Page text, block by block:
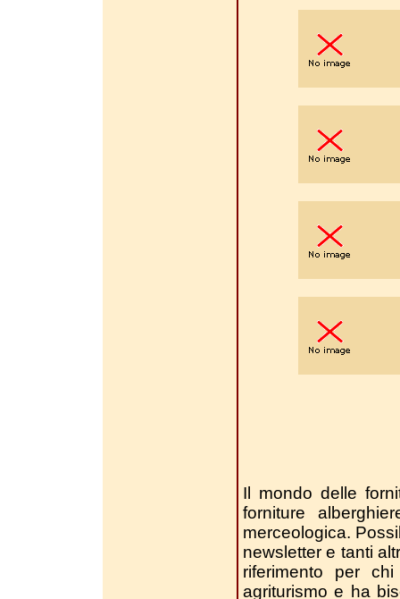
Il mondo delle
forniture
merceologica.
newsletter e tanti
riferimento per
agriturismo e ha